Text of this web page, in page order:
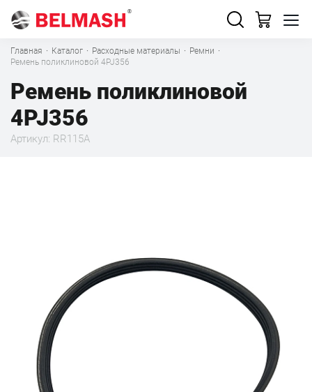
Главная · Каталог · Расходные материалы · Ремни ·
Ремень поликлиновой 4PJ356
Ремень поликлиновой
4PJ356
Артикул: RR115A